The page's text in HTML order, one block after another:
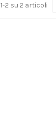
2 su 2 articoli